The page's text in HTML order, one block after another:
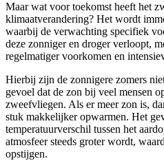
Maar wat voor toekomst heeft het
klimaatverandering? Het wordt
waarbij de verwachting specifiek
deze zonniger en droger verloopt,
regelmatiger voorkomen en
Hierbij zijn de zonnigere zomers
gevoel dat de zon bij veel mensen
zweefvliegen. Als er meer zon is,
stuk makkelijker opwarmen. Het
temperatuurverschil tussen het
atmosfeer steeds groter wordt,
opstijgen.